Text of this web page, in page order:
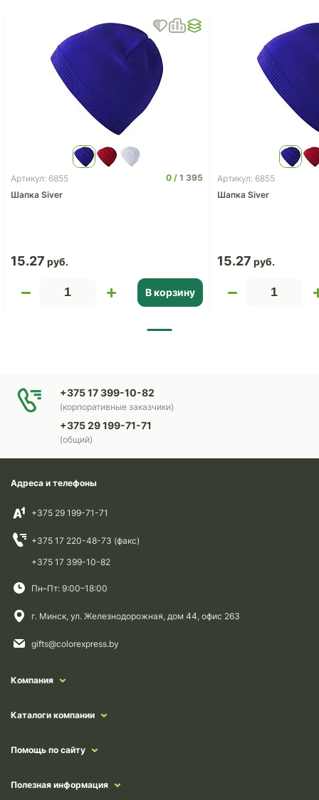
Артикул: 6855 0
1 395
Шапка Siver
15.27
В корзину
Артикул: 6855
Шапка Siver
15.27
+375 17 399-10-82
(корпоративные заказчики)
+375 29 199-71-71
(общий)
Адреса и телефоны
+375 29 199-71-71
+375 17 220-48-73 (факс)
+375 17 399-10-82
Пн–Пт: 9:00–18:00
г. Минск, ул. Железнодорожная, дом 44, офис 263
gifts@colorexpress.by
Компания
Каталоги компании
Помощь по сайту
Полезная информация